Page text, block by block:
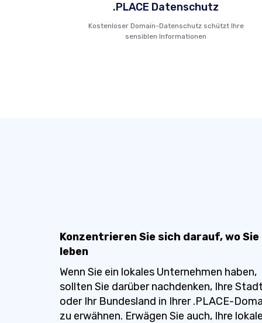
.PLACE Datenschutz
Kostenloser Domain-Datenschutz schützt Ihre
sensiblen Informationen
Konzentrieren Sie sich darauf, wo Sie
leben
Wenn Sie ein lokales Unternehmen haben,
sollten Sie darüber nachdenken, Ihre
oder Ihr Bundesland in Ihrer .PLACE-
zu erwähnen. Erwägen Sie auch, Ihre